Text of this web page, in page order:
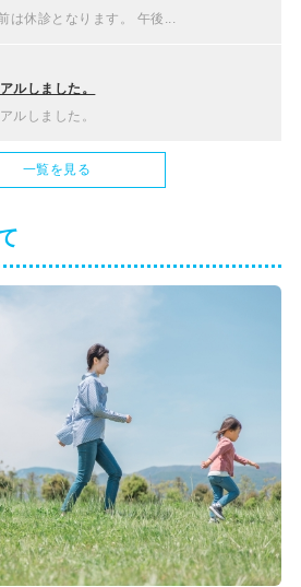
休診となります。 午後...
ルしました。
ルしました。
一覧を見る